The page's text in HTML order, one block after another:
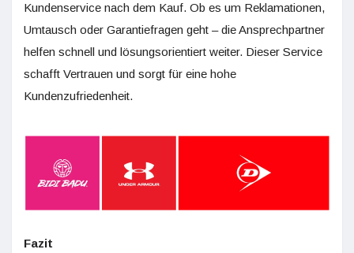
Kundenservice nach dem Kauf. Ob es um Reklamationen,
Umtausch oder Garantiefragen geht – die Ansprechpartner
helfen schnell und lösungsorientiert weiter. Dieser Service
schafft Vertrauen und sorgt für eine hohe
Kundenzufriedenheit.
Fazit